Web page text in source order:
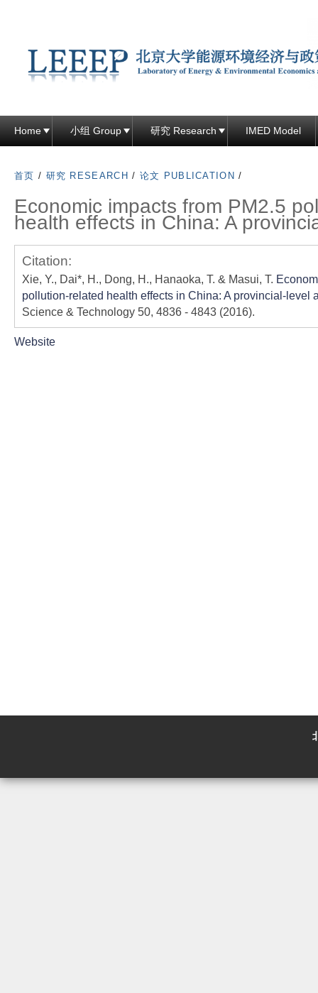
到
页
主
要
部
分
Home 小组 Group 研究 Research IMED Model
首页 / 研究 RESEARCH / 论文 PUBLICATION /
Economic impacts from PM2.5
health effects in China: A
Citation:
Xie, Y., Dai*, H., Dong, H., Hanaoka, T. & Masui, T.
pollution-related health effects in China: A provincial-level
Science & Technology 50, 4836 - 4843 (2016).
Website